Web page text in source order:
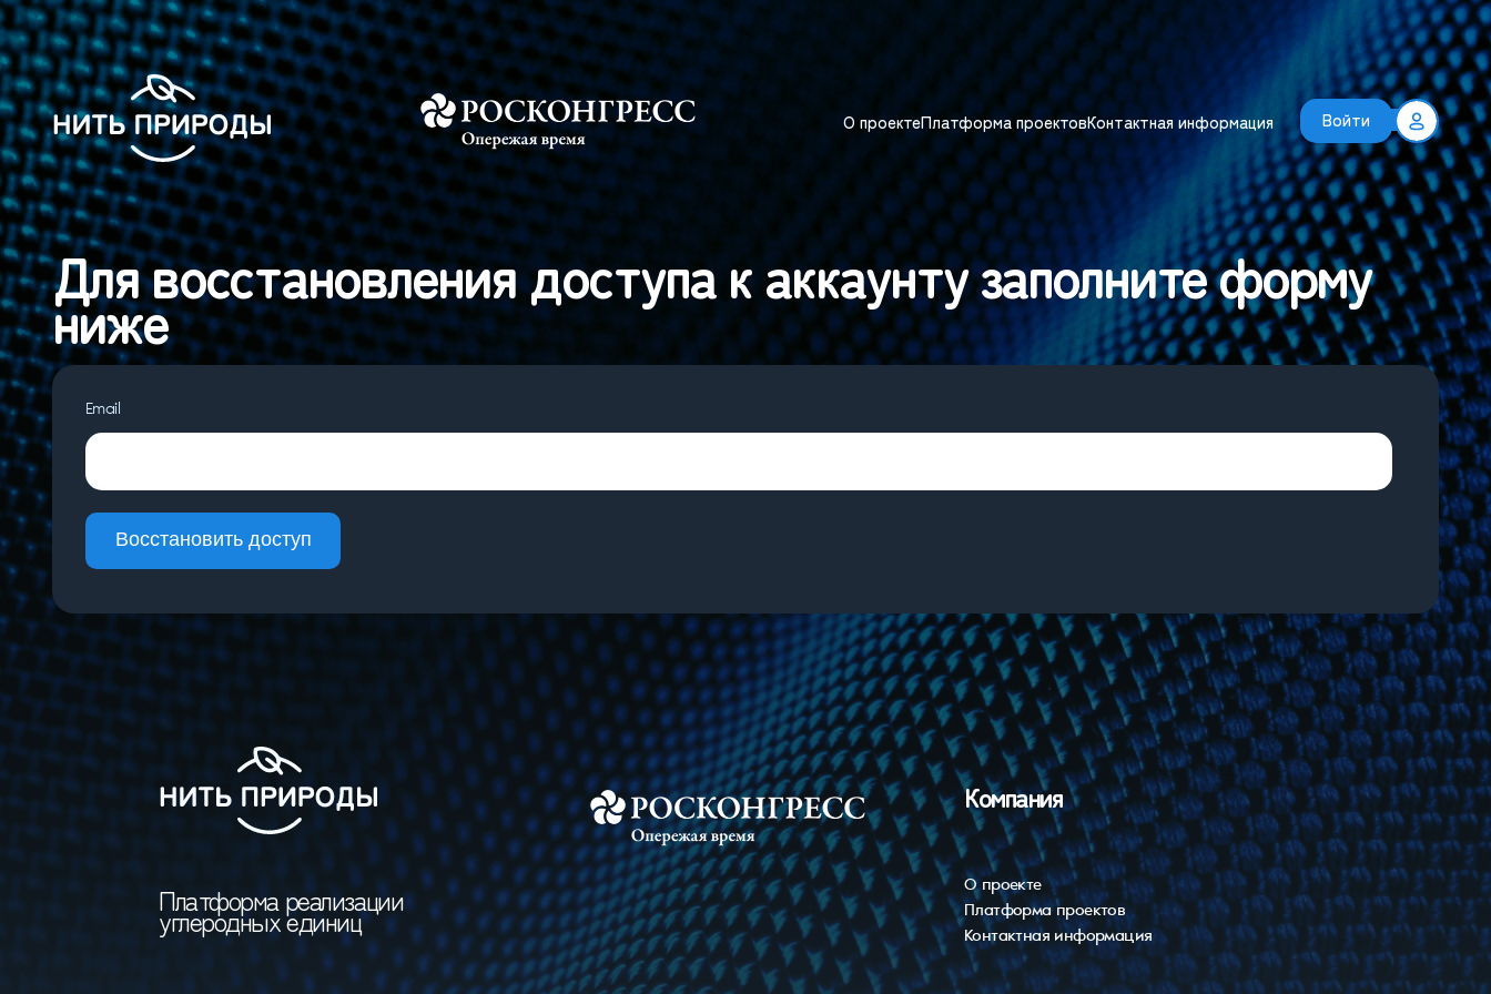
О проектеПлатформа проектовКонтактная информация Войти
Для восстановления доступа к аккаунту заполните форму
ниже
Email
Восстановить доступ
Платформа реализации
углеродных единиц
Компания
О проекте
Платформа проектов
Контактная информация